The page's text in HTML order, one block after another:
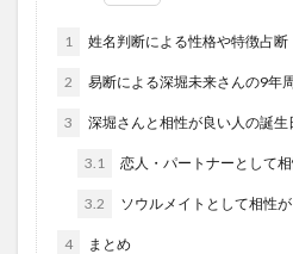
1 姓名判断による性格や特徴占断
2 易断による深堀未来さんの9年
3 深堀さんと相性が良い人の誕生
3.1 恋人・パートナーとして
3.2 ソウルメイトとして相性
4 まとめ